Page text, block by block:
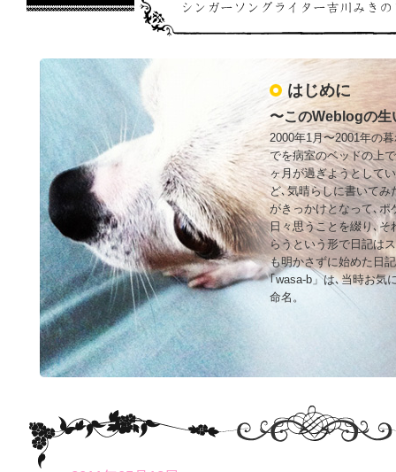
はじめに
〜このWeblogの生
2000年1月〜2001年の
でを病室のベッドの上
ヶ月が過ぎようとして
ど､気晴らしに書いてみ
がきっかけとなって､ポ
日々思うことを綴り､そ
らうという形で日記は
も明かさずに始めた日
｢wasa-b」は､当時お気
命名。